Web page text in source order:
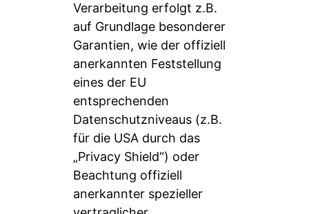
Verarbeitung erfolgt z.B.
auf Grundlage besonderer
Garantien, wie der offiziell
anerkannten Feststellung
eines der EU
entsprechenden
Datenschutzniveaus (z.B.
für die USA durch das
„Privacy Shield“) oder
Beachtung offiziell
anerkannter spezieller